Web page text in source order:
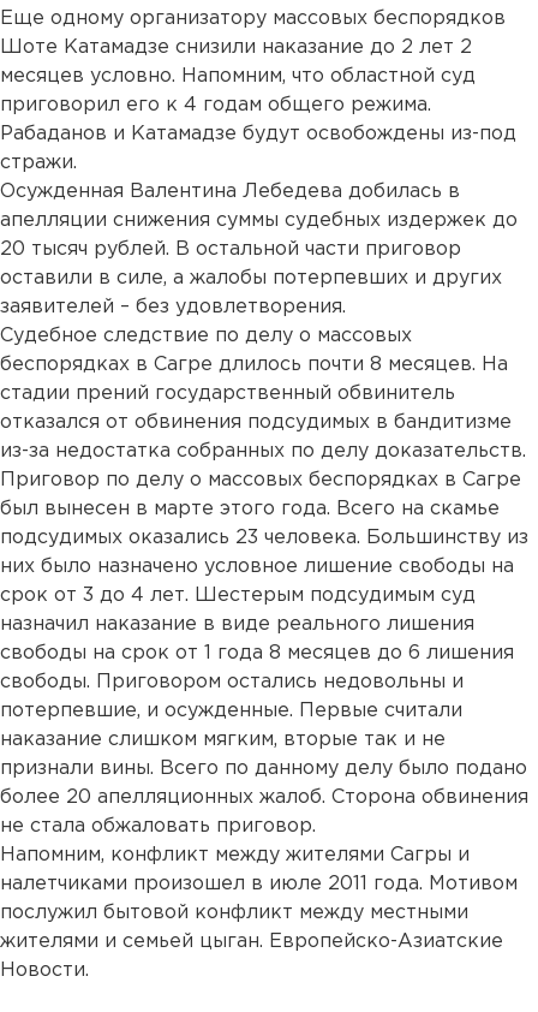
Еще одному организатору массовых беспорядков
Шоте Катамадзе снизили наказание до 2 лет 2
месяцев условно. Напомним, что областной суд
приговорил его к 4 годам общего режима.
Рабаданов и Катамадзе будут освобождены из-под
стражи.
Осужденная Валентина Лебедева добилась в
апелляции снижения суммы судебных издержек до
20 тысяч рублей. В остальной части приговор
оставили в силе, а жалобы потерпевших и других
заявителей – без удовлетворения.
Судебное следствие по делу о массовых
беспорядках в Сагре длилось почти 8 месяцев. На
стадии прений государственный обвинитель
отказался от обвинения подсудимых в бандитизме
из-за недостатка собранных по делу доказательств.
Приговор по делу о массовых беспорядках в Сагре
был вынесен в марте этого года. Всего на скамье
подсудимых оказались 23 человека. Большинству из
них было назначено условное лишение свободы на
срок от 3 до 4 лет. Шестерым подсудимым суд
назначил наказание в виде реального лишения
свободы на срок от 1 года 8 месяцев до 6 лишения
свободы. Приговором остались недовольны и
потерпевшие, и осужденные. Первые считали
наказание слишком мягким, вторые так и не
признали вины. Всего по данному делу было подано
более 20 апелляционных жалоб. Сторона обвинения
не стала обжаловать приговор.
Напомним, конфликт между жителями Сагры и
налетчиками произошел в июле 2011 года. Мотивом
послужил бытовой конфликт между местными
жителями и семьей цыган. Европейско-Азиатские
Новости.